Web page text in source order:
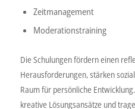
Zeitmanagement
Moderationstraining
Die Schulungen fördern einen
Herausforderungen, stärken
Raum für persönliche
kreative Lösungsansätze und